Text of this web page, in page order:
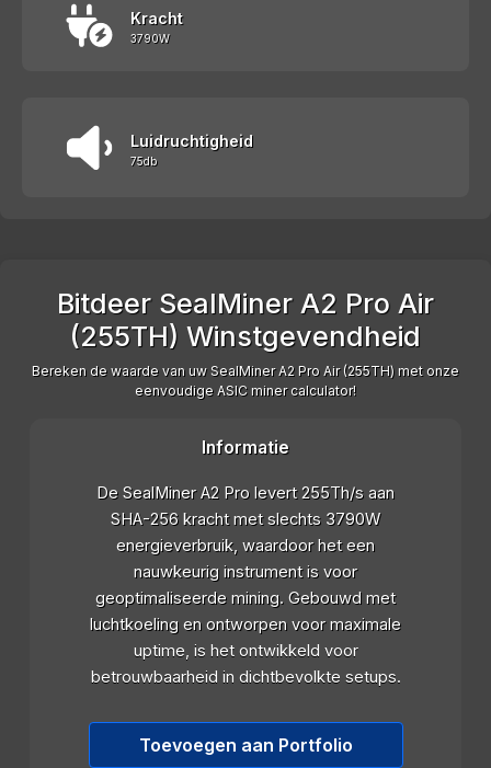
Kracht
3790W
Luidruchtigheid
75db
Bitdeer SealMiner A2 Pro Air
(255TH) Winstgevendheid
Bereken de waarde van uw SealMiner A2 Pro Air (255TH) met onze
eenvoudige ASIC miner calculator!
Informatie
De SealMiner A2 Pro levert 255Th/s aan
SHA-256 kracht met slechts 3790W
energieverbruik, waardoor het een
nauwkeurig instrument is voor
geoptimaliseerde mining. Gebouwd met
luchtkoeling en ontworpen voor maximale
uptime, is het ontwikkeld voor
betrouwbaarheid in dichtbevolkte setups.
Toevoegen aan Portfolio